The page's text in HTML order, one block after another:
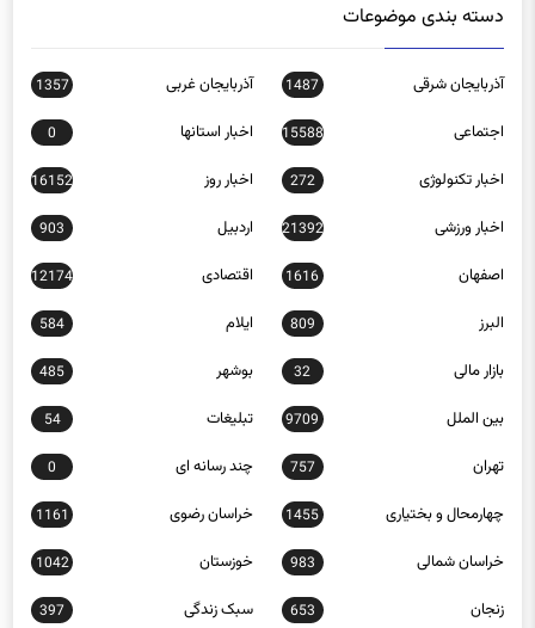
دسته بندی موضوعات
آذربایجان شرقی 1487 آذربایجان غربی 1357
اجتماعی 15588 اخبار استانها 0
اخبار تکنولوژی 272 اخبار روز 16152
اخبار ورزشی 21392 اردبیل 903
اصفهان 1616 اقتصادی 12174
البرز 809 ایلام 584
بازار مالی 32 بوشهر 485
بین الملل 9709 تبلیغات 54
تهران 757 چند رسانه ای 0
چهارمحال و بختیاری 1455 خراسان رضوی 1161
خراسان شمالی 983 خوزستان 1042
زنجان 653 سبک زندگی 397